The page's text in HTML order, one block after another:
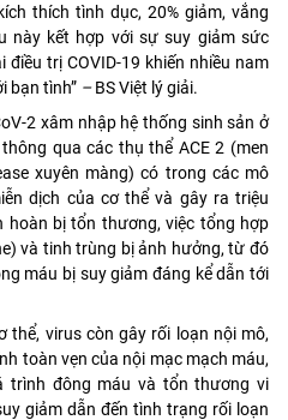
thích tình dục, 20% giảm, vắng
này kết hợp với sự suy giảm sức
trị COVID-19 khiến nhiều nam
bạn tình” –BS Việt lý giải.
2 xâm nhập hệ thống sinh sản ở
qua các thụ thể ACE 2 (men
xuyên màng) có trong các mô
dịch của cơ thể và gây ra triệu
hoàn bị tổn thương, việc tổng hợp
và tinh trùng bị ảnh hưởng, từ đó
máu bị suy giảm đáng kể dẫn tới
thể, virus còn gây rối loạn nội mô,
toàn vẹn của nội mạc mạch máu,
trình đông máu và tổn thương vi
giảm dẫn đến tình trạng rối loạn